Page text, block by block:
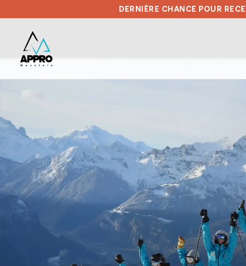
DERNIÈRE CHANCE POUR